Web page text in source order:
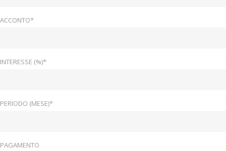
ACCONTO*
INTERESSE (%)*
PERIODO (MESE)*
PAGAMENTO